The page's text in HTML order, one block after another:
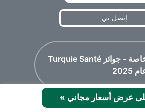
إتصل بي
خاصة - جوائز Turquie Santé
2025
العالمي للرعاية
عرض أسعار مجاني »